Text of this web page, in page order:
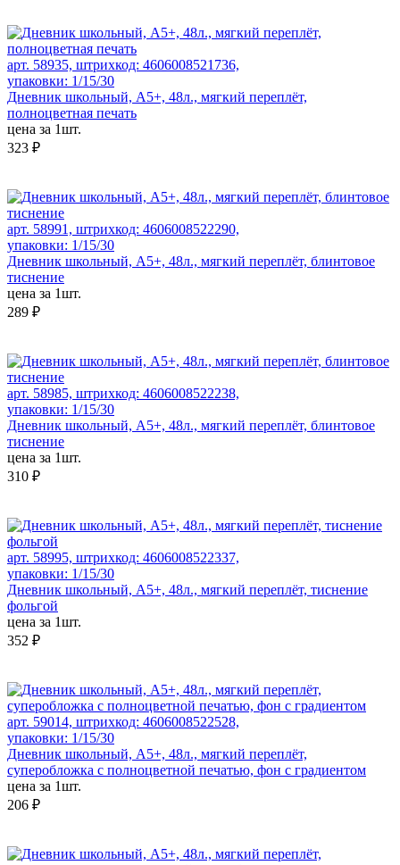
арт. 58935, штрихкод: 4606008521736,
упаковки: 1/15/30
Дневник школьный, А5+, 48л., мягкий переплёт,
полноцветная печать
цена за 1шт.
323 ₽
арт. 58991, штрихкод: 4606008522290,
упаковки: 1/15/30
Дневник школьный, А5+, 48л., мягкий переплёт, блинтовое
тиснение
цена за 1шт.
289 ₽
арт. 58985, штрихкод: 4606008522238,
упаковки: 1/15/30
Дневник школьный, А5+, 48л., мягкий переплёт, блинтовое
тиснение
цена за 1шт.
310 ₽
арт. 58995, штрихкод: 4606008522337,
упаковки: 1/15/30
Дневник школьный, А5+, 48л., мягкий переплёт, тиснение
фольгой
цена за 1шт.
352 ₽
арт. 59014, штрихкод: 4606008522528,
упаковки: 1/15/30
Дневник школьный, А5+, 48л., мягкий переплёт,
суперобложка с полноцветной печатью, фон с градиентом
цена за 1шт.
206 ₽